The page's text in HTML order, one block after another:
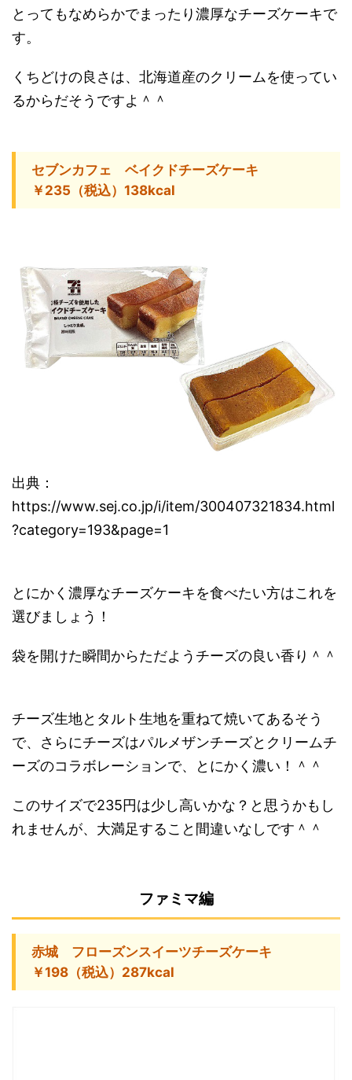
とってもなめらかでまったり濃厚なチーズケーキで
す。
くちどけの良さは、北海道産のクリームを使ってい
るからだそうですよ＾＾
セブンカフェ ベイクドチーズケーキ
￥235（税込）138kcal
出典：
https://www.sej.co.jp/i/item/300407321834.html
?category=193&page=1
とにかく濃厚なチーズケーキを食べたい方はこれを
選びましょう！
袋を開けた瞬間からただようチーズの良い香り＾＾
チーズ生地とタルト生地を重ねて焼いてあるそう
で、さらにチーズはパルメザンチーズとクリームチ
ーズのコラボレーションで、とにかく濃い！＾＾
このサイズで235円は少し高いかな？と思うかもし
れませんが、大満足すること間違いなしです＾＾
ファミマ編
赤城 フローズンスイーツチーズケーキ
￥198（税込）287kcal